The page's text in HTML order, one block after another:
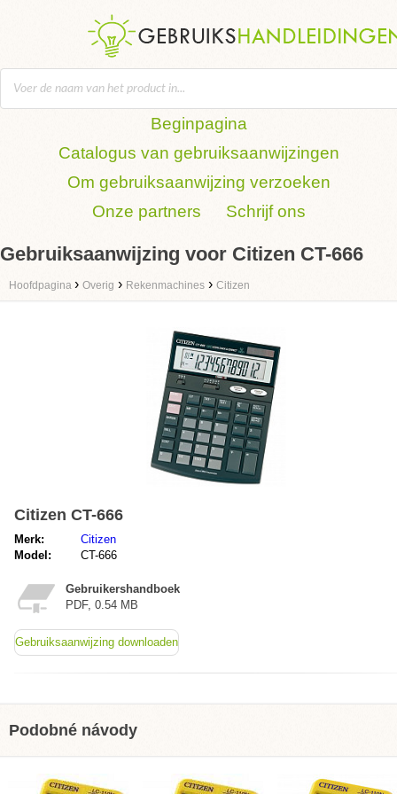
Beginpagina
Catalogus van gebruiksaanwijzingen
Om gebruiksaanwijzing verzoeken
Onze partners
Schrijf ons
Gebruiksaanwijzing voor Citizen CT-666
Hoofdpagina › Overig › Rekenmachines › Citizen
Citizen CT-666
Merk:
Citizen
Model:
CT-666
Gebruikershandboek
PDF, 0.54 MB
Gebruiksaanwijzing downloaden
Podobné návody